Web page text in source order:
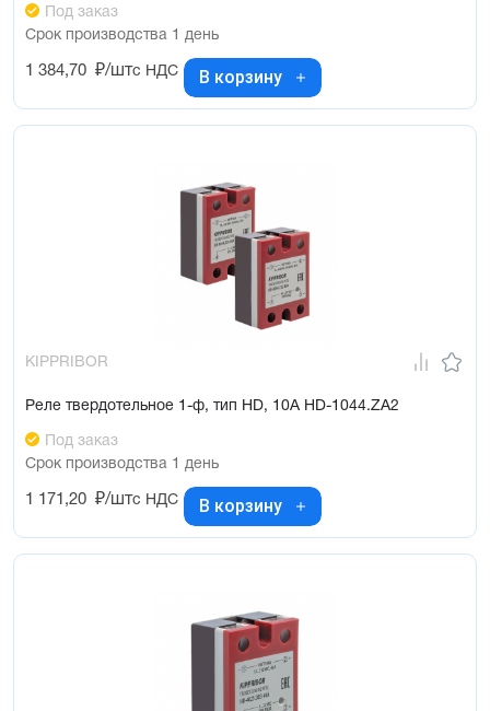
Под заказ
Срок производства 1 день
1 384,70 ₽/штс НДС В корзину
KIPPRIBOR
Реле твердотельное 1-ф, тип HD, 10А HD-1044.ZA2
Под заказ
Срок производства 1 день
1 171,20 ₽/штс НДС В корзину